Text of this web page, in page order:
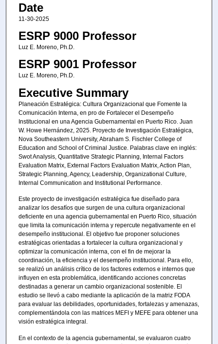
Date
11-30-2025
ESRP 9000 Professor
Luz E. Moreno, Ph.D.
ESRP 9001 Professor
Luz E. Moreno, Ph.D.
Executive Summary
Planeación Estratégica: Cultura Organizacional que Fomente la
Comunicación Interna, en pro de Fortalecer el Desempeño
Institucional en una Agencia Gubernamental en Puerto Rico. Juan
W. Howe Hernández, 2025. Proyecto de Investigación Estratégica,
Nova Southeastern University, Abraham S. Fischler College of
Education and School of Criminal Justice. Palabras clave en inglés:
Swot Analysis, Quantitative Strategic Planning, Internal Factors
Evaluation Matrix, External Factors Evaluation Matrix, Action Plan,
Strategic Planning, Agency, Leadership, Organizational Culture,
Internal Communication and Institutional Performance.
Este proyecto de investigación estratégica fue diseñado para
analizar los desafíos que surgen de una cultura organizacional
deficiente en una agencia gubernamental en Puerto Rico, situación
que limita la comunicación interna y repercute negativamente en el
desempeño institucional. El objetivo fue proponer soluciones
estratégicas orientadas a fortalecer la cultura organizacional y
optimizar la comunicación interna, con el fin de mejorar la
coordinación, la eficiencia y el desempeño institucional. Para ello,
se realizó un análisis crítico de los factores externos e internos que
influyen en esta problemática, identificando acciones concretas
destinadas a generar un cambio organizacional sostenible. El
estudio se llevó a cabo mediante la aplicación de la matriz FODA
para evaluar las debilidades, oportunidades, fortalezas y amenazas,
complementándola con las matrices MEFI y MEFE para obtener una
visión estratégica integral.
En el contexto de la agencia gubernamental, se evaluaron cuatro